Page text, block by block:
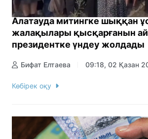
Алатауда митингке шыққан
жалақылары қысқарғанын
президентке үндеу жолдады
Бифат Елтаева 09:18, 02 Қазан
Көбірек оқу